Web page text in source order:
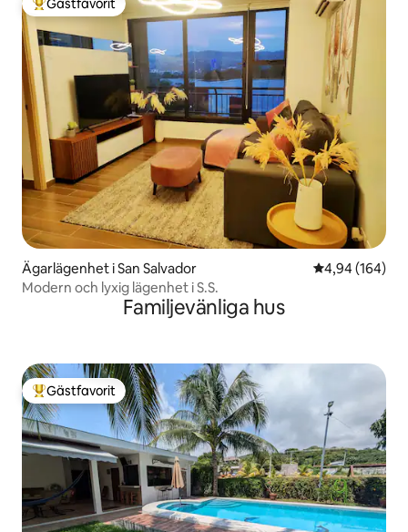
Populär gästfavorit
Gästfavorit
Ägarlägenhet i San Salvador 4,94 av 5 i
4,94 (164)
Modern och lyxig lägenhet i S.S.
Familjevänliga hus
Populär gästfavorit
Gästfavorit